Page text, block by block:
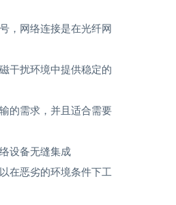
，网络连接是在光纤网
干扰环境中提供稳定的
的需求，并且适合需要
设备无缝集成
在恶劣的环境条件下工